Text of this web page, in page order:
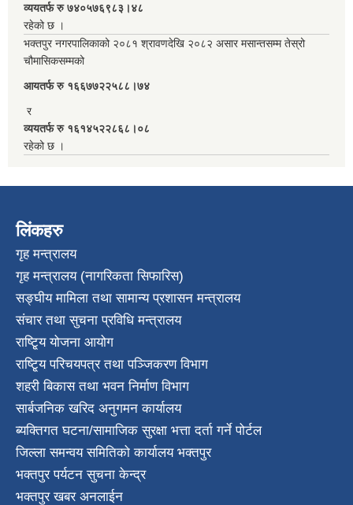
व्ययतर्फ रु ७४०५७६९८३।४८
रहेको छ ।
भक्तपुर नगरपालिकाको २०८१ श्रावणदेखि २०८२ असार मसान्तसम्म तेस्रो
चौमासिकसम्मको
आयतर्फ रु‌ १६६७७२२५८८।७४
र
व्ययतर्फ रु १६१४५२२८६८।०८
रहेको छ ।
लिंकहरु
गृह मन्त्रालय
गृह मन्त्रालय (नागरिकता सिफारिस)
सङ्घीय मामिला तथा सामान्य प्रशासन मन्त्रालय
संचार तथा सुचना प्रविधि मन्त्रालय
राष्टि्ृय योजना आयोग
राष्टि्ृय परिचयपत्र तथा पञ्जिकरण विभाग
शहरी बिकास तथा भवन निर्माण विभाग
सार्बजनिक खरिद अनुगमन कार्यालय
ब्यक्तिगत घटना/सामाजिक सुरक्षा भत्ता दर्ता गर्ने पोर्टल
जिल्ला समन्वय समितिको कार्यालय भक्तपुर
भक्तपुर पर्यटन सुचना केन्द्र
भक्तपुर खबर अनलाईन